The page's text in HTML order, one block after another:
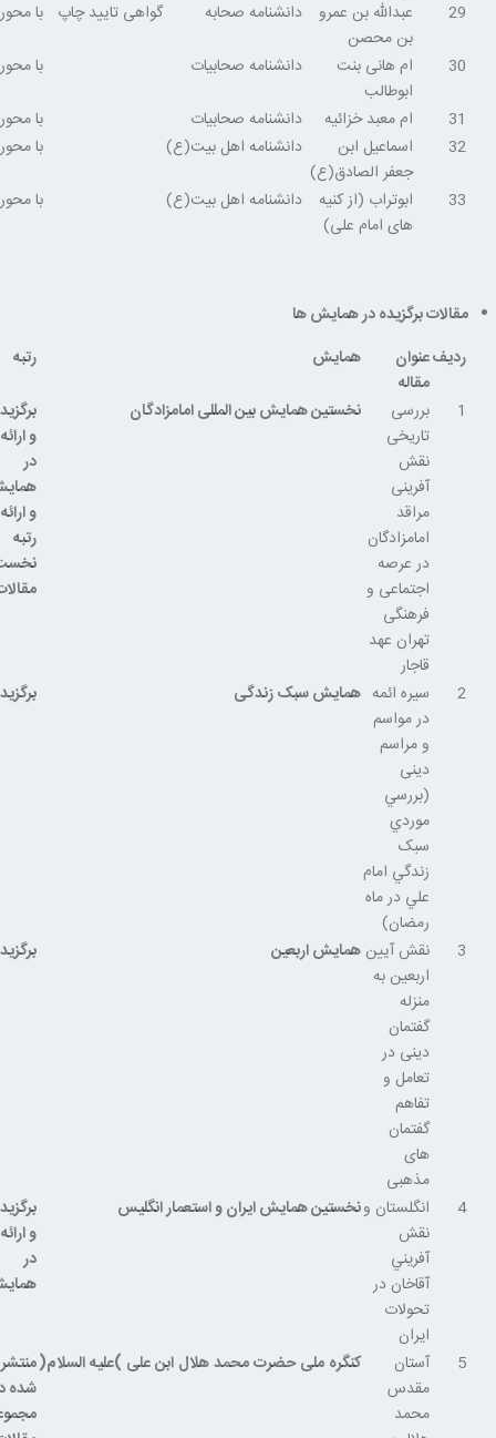
29
عبدالله بن عمرو
بن محصن
دانشنامه صحابه گواهی تایید چاپ
با
30
ام هانی بنت
ابوطالب
دانشنامه صحابیات
با
31
ام معبد خزائیه دانشنامه صحابیات
با
32
اسماعیل ابن
جعفر الصادق(ع)
دانشنامه اهل بیت(ع)
با
33
ابوتراب (از کنیه
های امام علی)
دانشنامه اهل بیت(ع) با
مقالات برگزیده در همایش ها
ردیفعنوان
مقاله
همایش
رتبه
1
بررسی
تاریخی
نقش
آفرینی
مراقد
امامزادگان
در عرصه
اجتماعی و
فرهنگی
تهران عهد
قاجار
نخستین همایش بین المللی امامزادگان
و ارائه
در
و ارائه
رتبه
2
سيره ائمه
در مواسم
و مراسم
دینی
(بررسي
موردي
سبک
زندگي امام
علي در ماه
رمضان)
همایش سبک زندگی
3
نقش آیین
اربعین به
منزله
گفتمان
دینی در
تعامل و
تفاهم
گفتمان
های
مذهبی
همایش اربعین
4
انگلستان و
نقش
آفريني
آقاخان در
تحولات
ايران
نخستین همایش ایران و استعمار انگلیس
و ارائه
در
5
آستان
مقدس
محمد
کنگره ملی حضرتمحمدهلال ابنعلی )علیهالسلام(منتشر
شده